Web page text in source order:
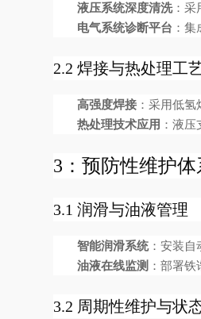
液压系统深度清洗：采
电气系统诊断平台 ：
2.2 焊接与热处理工
高强度焊接 ：采用低
热处理技术应用 ：液
3：预防性维护体
3.1 润滑与油液管理
智能润滑系统：安装自
油液在线监测 ：部署
3.2 周期性维护与状